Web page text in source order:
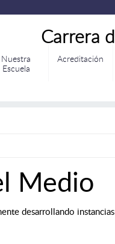
Carrera
Nuestra
Escuela
Acreditación
Medio
desarrollando